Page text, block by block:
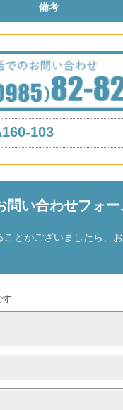
備考
103
問い合わせフォー
とがございましたら、
す